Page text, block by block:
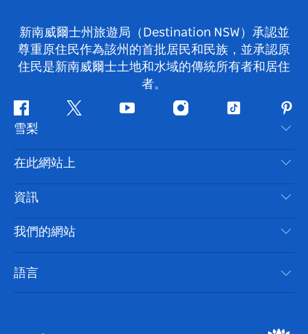
新南威爾士州旅遊局（Destination NSW）承認並
尊重原住民作為該州的首批居民和民族，並承認原
住民是新南威爾士土地和水域的傳統所有者和居住
者。
Facebook嘰
喳
喳
Youtube Instagram抖
雪梨
聯絡我們
免責聲明
隱私
Cookie 通知
在此網站上
目的地
要做的事情
新南威爾士州公路旅行
活動
住宿
資訊
旅行資訊
無障礙雪梨
列出您的業務
我們的網站
語言